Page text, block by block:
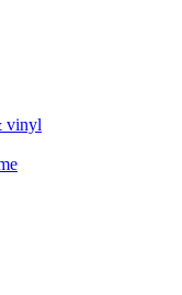
vinyl